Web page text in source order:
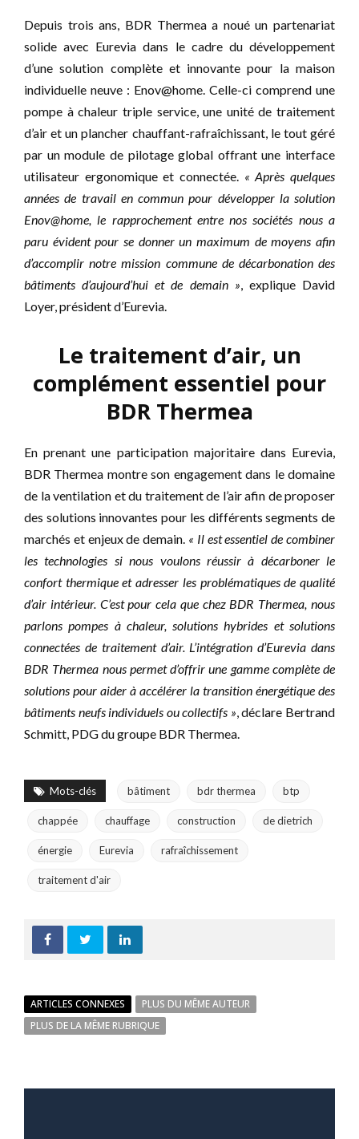
Depuis trois ans, BDR Thermea a noué un partenariat
solide avec Eurevia dans le cadre du développement
d’une solution complète et innovante pour la maison
individuelle neuve : Enov@home. Celle-ci comprend une
pompe à chaleur triple service, une unité de traitement
d’air et un plancher chauffant-rafraîchissant, le tout géré
par un module de pilotage global offrant une interface
utilisateur ergonomique et connectée. « Après quelques
années de travail en commun pour développer la solution
Enov@home, le rapprochement entre nos sociétés nous a
paru évident pour se donner un maximum de moyens afin
d’accomplir notre mission commune de décarbonation des
bâtiments d’aujourd’hui et de demain », explique David
Loyer, président d’Eurevia.
Le traitement d’air, un
complément essentiel pour
BDR Thermea
En prenant une participation majoritaire dans Eurevia,
BDR Thermea montre son engagement dans le domaine
de la ventilation et du traitement de l’air afin de proposer
des solutions innovantes pour les différents segments de
marchés et enjeux de demain. « Il est essentiel de combiner
les technologies si nous voulons réussir à décarboner le
confort thermique et adresser les problématiques de qualité
d’air intérieur. C’est pour cela que chez BDR Thermea, nous
parlons pompes à chaleur, solutions hybrides et solutions
connectées de traitement d’air. L’intégration d’Eurevia dans
BDR Thermea nous permet d’offrir une gamme complète de
solutions pour aider à accélérer la transition énergétique des
bâtiments neufs individuels ou collectifs », déclare Bertrand
Schmitt, PDG du groupe BDR Thermea.
Mots-clés bâtiment bdr thermea btp
chappée chauffage construction de dietrich
énergie Eurevia rafraîchissement
traitement d'air
ARTICLES CONNEXES
PLUS DU MÊME AUTEUR
PLUS DE LA MÊME RUBRIQUE